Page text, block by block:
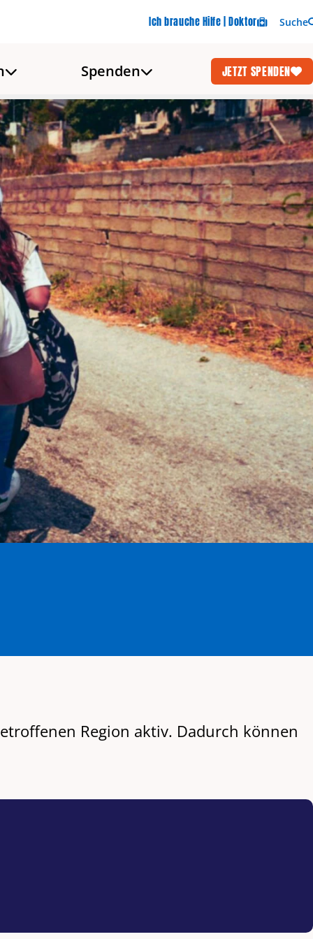
Ich brauche Hilfe | Doktor Suche
Spenden JETZT SPENDEN
Region aktiv. Dadurch können